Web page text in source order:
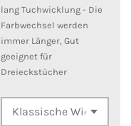
lang Tuchwicklung - Die
Farbwechsel werden
immer Länger, Gut
geeignet für
Dreieckstücher